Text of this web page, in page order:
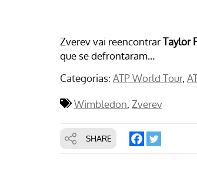
Zverev vai reencontrarTaylor
que se defrontaram…
Categorias: ATP World Tour
Wimbledon Zverev
SHARE